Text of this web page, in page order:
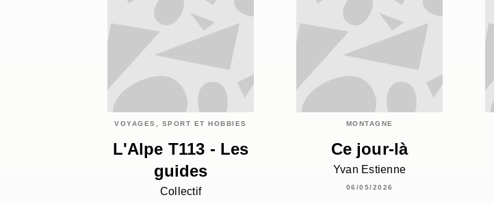
VOYAGES, SPORT ET HOBBIES
L'Alpe T113 - Les
guides
Collectif
MONTAGNE
Ce jour-là
Yvan Estienne
06/05/2026